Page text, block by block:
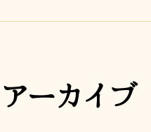
アーカイブ